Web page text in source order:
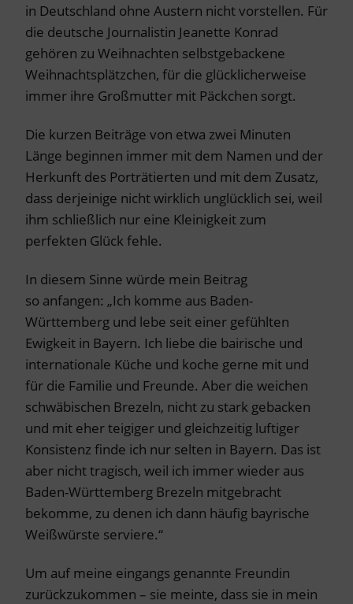
in Deutschland ohne Austern nicht vorstellen. Für
die deutsche Journalistin Jeanette Konrad
gehören zu Weihnachten selbstgebackene
Weihnachtsplätzchen, für die glücklicherweise
immer ihre Großmutter mit Päckchen sorgt.
Die kurzen Beiträge von etwa zwei Minuten
Länge beginnen immer mit dem Namen und der
Herkunft des Porträtierten und mit dem Zusatz,
dass derjeinige nicht wirklich unglücklich sei, weil
ihm schließlich nur eine Kleinigkeit zum
perfekten Glück fehle.
In diesem Sinne würde mein Beitrag
so anfangen: „Ich komme aus Baden-
Württemberg und lebe seit einer gefühlten
Ewigkeit in Bayern. Ich liebe die bairische und
internationale Küche und koche gerne mit und
für die Familie und Freunde. Aber die weichen
schwäbischen Brezeln, nicht zu stark gebacken
und mit eher teigiger und gleichzeitig luftiger
Konsistenz finde ich nur selten in Bayern. Das ist
aber nicht tragisch, weil ich immer wieder aus
Baden-Württemberg Brezeln mitgebracht
bekomme, zu denen ich dann häufig bayrische
Weißwürste serviere.“
Um auf meine eingangs genannte Freundin
zurückzukommen – sie meinte, dass sie in mein